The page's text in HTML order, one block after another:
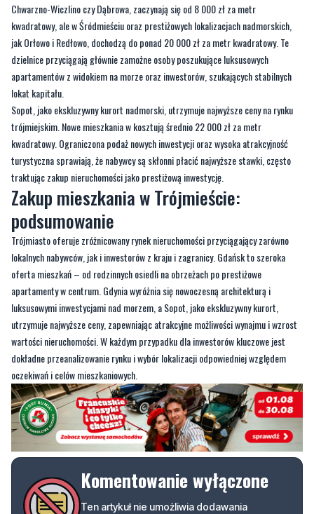
Chwarzno-Wiczlino czy Dąbrowa, zaczynają się od 8 000 zł za metr
kwadratowy, ale w Śródmieściu oraz prestiżowych lokalizacjach nadmorskich,
jak Orłowo i Redłowo, dochodzą do ponad 20 000 zł za metr kwadratowy. Te
dzielnice przyciągają głównie zamożne osoby poszukujące luksusowych
apartamentów z widokiem na morze oraz inwestorów, szukających stabilnych
lokat kapitału.
Sopot, jako ekskluzywny kurort nadmorski, utrzymuje najwyższe ceny na rynku
trójmiejskim. Nowe mieszkania w kosztują średnio 22 000 zł za metr
kwadratowy. Ograniczona podaż nowych inwestycji oraz wysoka atrakcyjność
turystyczna sprawiają, że nabywcy są skłonni płacić najwyższe stawki, często
traktując zakup nieruchomości jako prestiżową inwestycję.
Zakup mieszkania w Trójmieście:
podsumowanie
Trójmiasto oferuje zróżnicowany rynek nieruchomości przyciągający zarówno
lokalnych nabywców, jak i inwestorów z kraju i zagranicy. Gdańsk to szeroka
oferta mieszkań – od rodzinnych osiedli na obrzeżach po prestiżowe
apartamenty w centrum. Gdynia wyróżnia się nowoczesną architekturą i
luksusowymi inwestycjami nad morzem, a Sopot, jako ekskluzywny kurort,
utrzymuje najwyższe ceny, zapewniając atrakcyjne możliwości wynajmu i wzrost
wartości nieruchomości. W każdym przypadku dla inwestorów kluczowe jest
dokładne przeanalizowanie rynku i wybór lokalizacji odpowiedniej względem
oczekiwań i celów mieszkaniowych.
Komentowanie wyłączone
Ten artykuł nie umożliwia dodawania